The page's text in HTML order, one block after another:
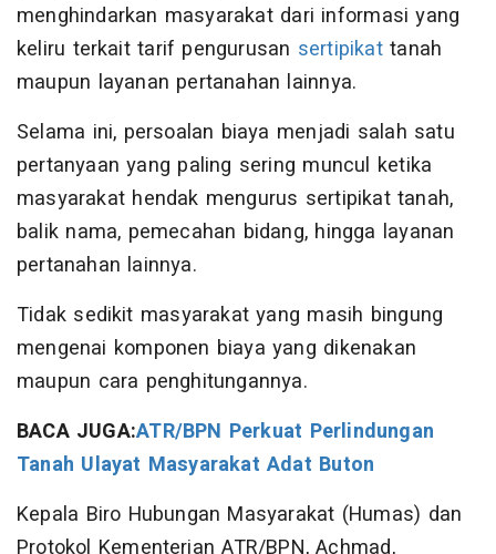
menghindarkan masyarakat dari informasi yang
keliru terkait tarif pengurusan sertipikattanah
maupun layanan pertanahan lainnya.
Selama ini, persoalan biaya menjadi salah satu
pertanyaan yang paling sering muncul ketika
masyarakat hendak mengurus sertipikat tanah,
balik nama, pemecahan bidang, hingga layanan
pertanahan lainnya.
Tidak sedikit masyarakat yang masih bingung
mengenai komponen biaya yang dikenakan
maupun cara penghitungannya.
BACA JUGA:ATR/BPN Perkuat Perlindungan
Tanah Ulayat Masyarakat Adat Buton
Kepala Biro Hubungan Masyarakat (Humas) dan
Protokol Kementerian ATR/BPN, Achmad,